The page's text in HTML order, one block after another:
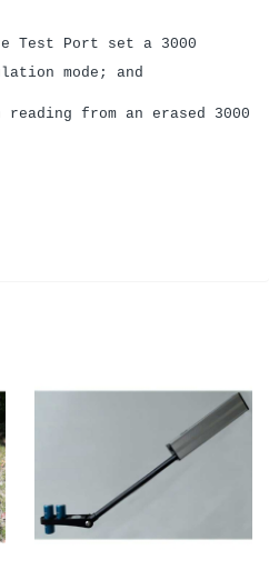
Test Port set a 3000
mode ; and
from an erased 3000